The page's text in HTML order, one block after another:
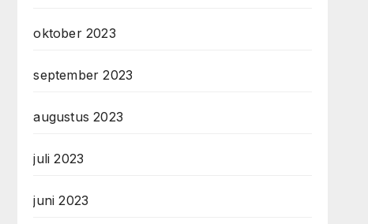
oktober 2023
september 2023
augustus 2023
juli 2023
juni 2023